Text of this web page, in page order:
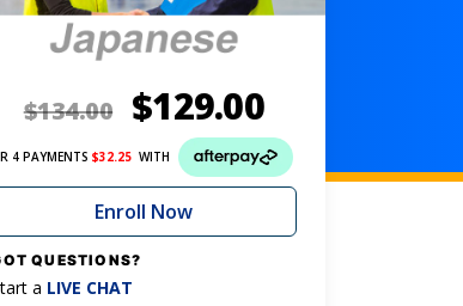
$134.00 $129.00
4 PAYMENTS$32.25 WITH
Enroll Now
QUESTIONS?
a LIVE CHAT